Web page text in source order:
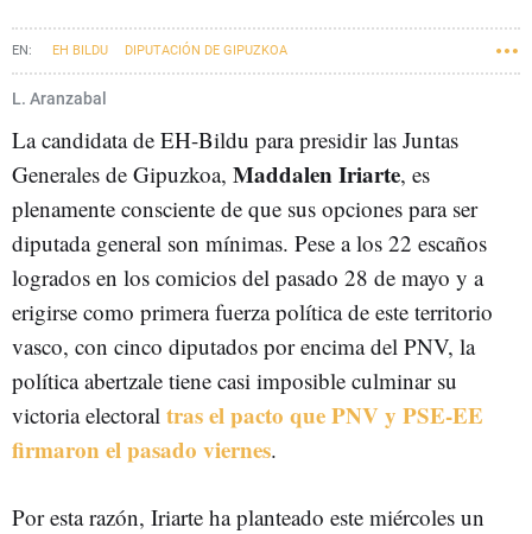
EH BILDU DIPUTACIÓN DE GIPUZKOA
ELECCIONES MUNICIPALES Y FORALES DEL 28 DE MAYO
L. Aranzabal
La candidata de EH-Bildu para presidir las Juntas
Generales de Gipuzkoa, Maddalen Iriarte, es
plenamente consciente de que sus opciones para ser
diputada general son mínimas. Pese a los 22 escaños
logrados en los comicios del pasado 28 de mayo y a
erigirse como primera fuerza política de este territorio
vasco, con cinco diputados por encima del PNV, la
política abertzale tiene casi imposible culminar su
victoria electoral tras el pacto que PNV y PSE-EE
firmaron el pasado viernes.
Por esta razón, Iriarte ha planteado este miércoles un